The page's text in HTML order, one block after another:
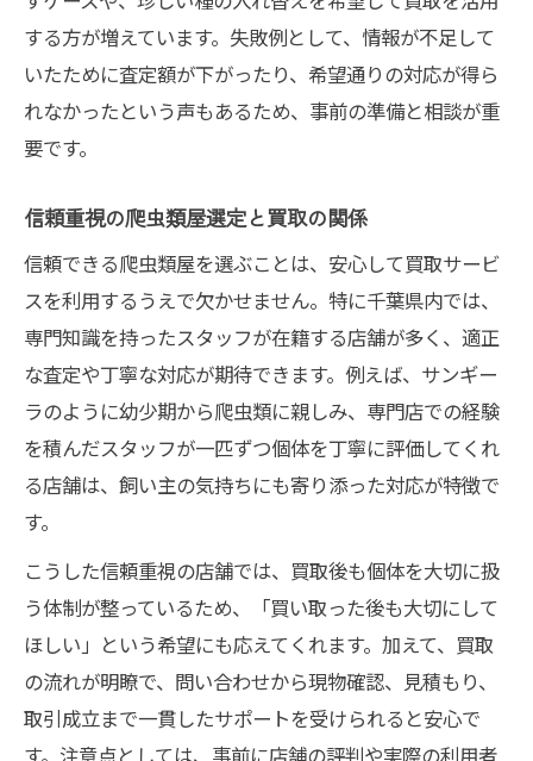
動物園も注目する買取サービスの違い
専門知識が光る千葉の爬虫類屋を見抜く方法
専門スタッフによる爬虫類買取の魅力
千葉の人気爬虫類ショップ比較ポイント
満足度が高い買取を叶える千葉県での実践法
爬虫類買取で満足度を上げるポイント
千葉の爬虫類屋で納得のいく買取体験
買取後も安心できるサポート体制
複数ショップで比較する買取の流れ
爬虫類飼育経験者が語る店舗選びの秘訣
飼育経験者が重視する爬虫類買取基準
買取と生体選び両立の店舗の特徴
専門アドバイスがもらえる爬虫類屋の魅力
爬虫類買取に強いショップの選び方
する方が増えています。失敗例として、情報が不足して
いたために査定額が下がったり、希望通りの対応が得ら
れなかったという声もあるため、事前の準備と相談が重
要です。
信頼重視の爬虫類屋選定と買取の関係
信頼できる爬虫類屋を選ぶことは、安心して買取サービ
スを利用するうえで欠かせません。特に千葉県内では、
専門知識を持ったスタッフが在籍する店舗が多く、適正
な査定や丁寧な対応が期待できます。例えば、サンギー
ラのように幼少期から爬虫類に親しみ、専門店での経験
を積んだスタッフが一匹ずつ個体を丁寧に評価してくれ
る店舗は、飼い主の気持ちにも寄り添った対応が特徴で
す。
こうした信頼重視の店舗では、買取後も個体を大切に扱
う体制が整っているため、「買い取った後も大切にして
ほしい」という希望にも応えてくれます。加えて、買取
の流れが明瞭で、問い合わせから現物確認、見積もり、
取引成立まで一貫したサポートを受けられると安心で